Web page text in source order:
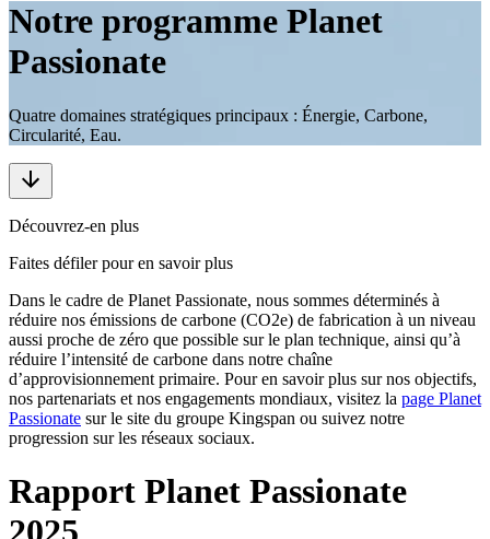
Notre programme Planet
Passionate
Quatre domaines stratégiques principaux : Énergie, Carbone,
Circularité, Eau.
Découvrez-en plus
Faites défiler pour en savoir plus
Dans le cadre de Planet Passionate, nous sommes déterminés à
réduire nos émissions de carbone (CO2e) de fabrication à un niveau
aussi proche de zéro que possible sur le plan technique, ainsi qu’à
réduire l’intensité de carbone dans notre chaîne
d’approvisionnement primaire. Pour en savoir plus sur nos objectifs,
nos partenariats et nos engagements mondiaux, visitez la page Planet
Passionate sur le site du groupe Kingspan ou suivez notre
progression sur les réseaux sociaux.
Rapport Planet Passionate